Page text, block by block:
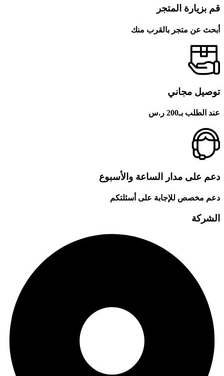
قم بزيارة المتجر
أبحث عن متجر بالقرب منك
توصيل مجاني
عند الطلب بـ200 ر.س
دعم على مدار الساعة والأسبوع
دعم مخصص للإجابة على أسئلتكم
الشركة